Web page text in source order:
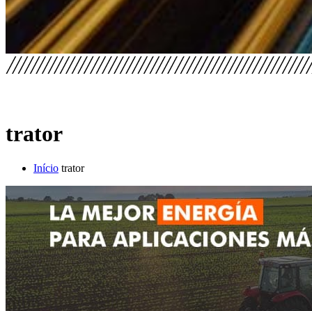
trator
Início trator